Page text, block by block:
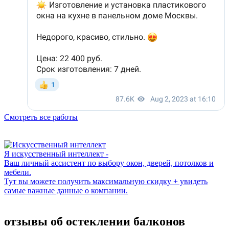
Смотреть все работы
Я искусственный интеллект -
Ваш личный ассистент по выбору окон, дверей, потолков и
мебели.
Тут вы можете получить максимальную скидку + увидеть
самые важные данные о компании.
отзывы об остеклении балконов